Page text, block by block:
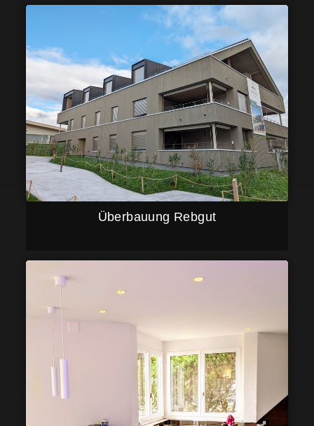
Überbauung Rebgut